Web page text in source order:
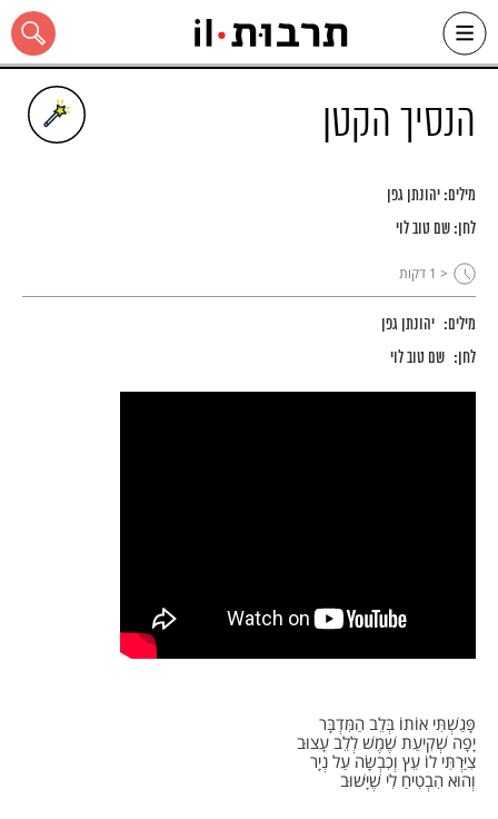
Skip
content
כל האתר
הנסיך הקטן
מילים:יהונתן גפן
לחן:שם טוב לוי
< 1 דקות
מילים: יהונתן גפן
לחן: שם טוב לוי
פָּגַשְׁתִּי אוֹתוֹ בְּלֵב הַמִּדְבָּר
יָפָה שְׁקִיעַת שֶׁמֶשׁ לְלֵב עָצוּב
צִיַּרְתִּי לוֹ עֵץ וְכִבְשָׂה עַל נְיָר
וְהוּא הִבְטִיחַ לִי שֶׁיָּשׁוּב